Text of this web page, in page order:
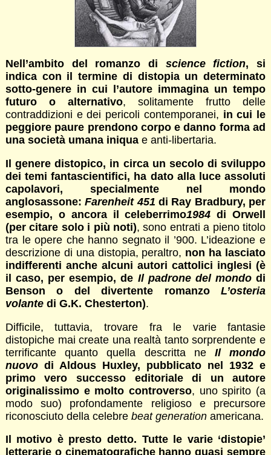
Nell’ambito del romanzo di science fiction, si
indica con il termine di distopia un determinato
sotto-genere in cui l’autore immagina un tempo
futuro o alternativo, solitamente frutto delle
contraddizioni e dei pericoli contemporanei, in cui le
peggiore paure prendono corpo e danno forma ad
una società umana iniqua e anti-libertaria.
Il genere distopico, in circa un secolo di sviluppo
dei temi fantascientifici, ha dato alla luce assoluti
capolavori, specialmente nel mondo
anglosassone:Farenheit 451 di Ray Bradbury, per
esempio, o ancora il celeberrimo1984 di Orwell
(per citare solo i più noti), sono entrati a pieno titolo
tra le opere che hanno segnato il ’900. L’ideazione e
descrizione di una distopia, peraltro, non ha lasciato
indifferenti anche alcuni autori cattolici inglesi (è
il caso, per esempio, de Il padrone del mondodi
Benson o del divertente romanzoL’osteria
volantedi G.K. Chesterton).
Difficile, tuttavia, trovare fra le varie fantasie
distopiche mai create una realtà tanto sorprendente e
terrificante quanto quella descritta ne Il mondo
nuovodi Aldous Huxley, pubblicato nel 1932 e
primo vero successo editoriale di un autore
originalissimo e molto controverso, uno spirito (a
modo suo) profondamente religioso e precursore
riconosciuto della celebre beat generationamericana.
Il motivo è presto detto. Tutte le varie ‘distopie’
letterarie o cinematografiche hanno quasi sempre